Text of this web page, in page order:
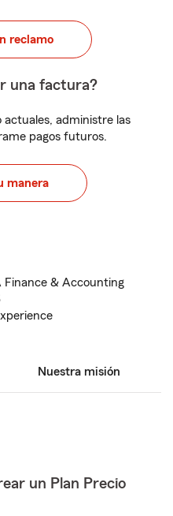
reclamo
una factura?
actuales, administre las
pagos futuros.
manera
Finance & Accounting
Nuestra misión
un Plan Precio